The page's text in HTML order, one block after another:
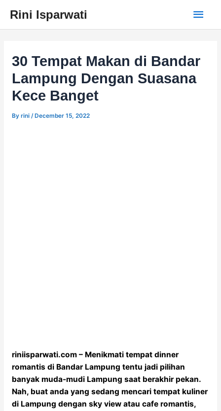
content
Rini Isparwati
Main
30 Tempat Makan di Bandar
Lampung Dengan Suasana
Kece Banget
By rini /December 15, 2022
riniisparwati.com – Menikmati tempat dinner
romantis di Bandar Lampung tentu jadi pilihan
banyak muda-mudi Lampung saat berakhir pekan.
Nah, buat anda yang sedang mencari tempat kuliner
di Lampung dengan sky view atau cafe romantis,